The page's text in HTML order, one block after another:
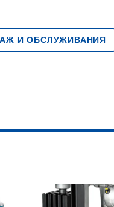
И ОБСЛУЖИВАНИЯ